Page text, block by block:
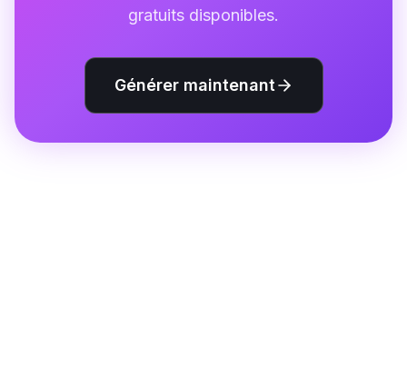
gratuits disponibles.
Générer maintenant